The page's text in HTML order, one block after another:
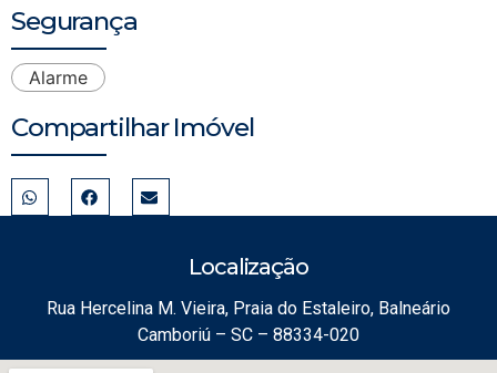
Segurança
Alarme
Compartilhar Imóvel
Localização
Rua Hercelina M. Vieira, Praia do Estaleiro, Balneário
Camboriú – SC – 88334-020